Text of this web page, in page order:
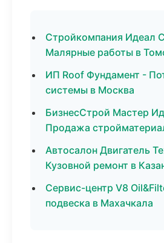
Стройкомпания Идеал
Малярные работы в
ИП Roof Фундамент -
системы в Москва
БизнесСтрой Мастер
Продажа
Автосалон Двигатель
Кузовной ремонт в
Сервис-центр V8
подвеска в Махачкала